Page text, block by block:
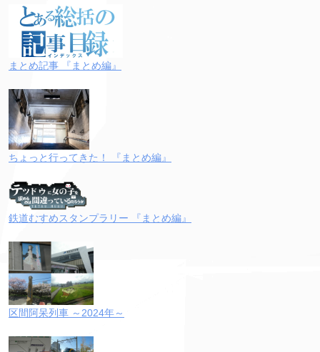
まとめ記事 『まとめ編』
ちょっと行ってきた！ 『まとめ編』
鉄道むすめスタンプラリー 『まとめ編』
区間阿呆列車 ～2024年～